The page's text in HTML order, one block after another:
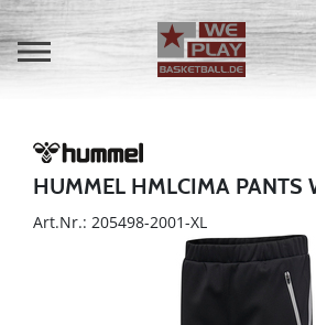
HUMMEL HMLCIMA PANTS
Art.Nr.: 205498-2001-XL